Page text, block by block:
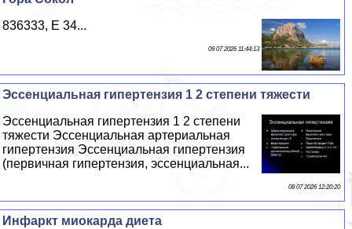
836333, E 34...
09 07 2026 11:44:13
Эссенциальная гипертензия 1 2 степени тяжести
Эссенциальная гипертензия 1 2 степени
тяжести Эссенциальная артериальная
гипертензия Эссенциальная гипертензия
(первичная гипертензия, эссенциальная...
08 07 2026 12:20:20
Инфаркт миокарда диета